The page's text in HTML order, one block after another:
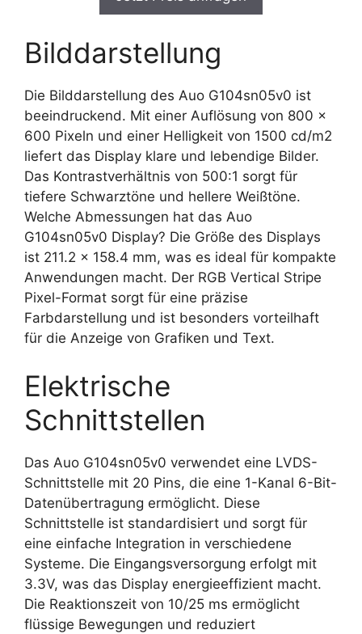
Bilddarstellung
Die Bilddarstellung des Auo G104sn05v0 ist
beeindruckend. Mit einer Auflösung von 800 x
600 Pixeln und einer Helligkeit von 1500 cd/m2
liefert das Display klare und lebendige Bilder.
Das Kontrastverhältnis von 500:1 sorgt für
tiefere Schwarztöne und hellere Weißtöne.
Welche Abmessungen hat das Auo
G104sn05v0 Display? Die Größe des Displays
ist 211.2 x 158.4 mm, was es ideal für kompakte
Anwendungen macht. Der RGB Vertical Stripe
Pixel-Format sorgt für eine präzise
Farbdarstellung und ist besonders vorteilhaft
für die Anzeige von Grafiken und Text.
Elektrische
Schnittstellen
Das Auo G104sn05v0 verwendet eine LVDS-
Schnittstelle mit 20 Pins, die eine 1-Kanal 6-Bit-
Datenübertragung ermöglicht. Diese
Schnittstelle ist standardisiert und sorgt für
eine einfache Integration in verschiedene
Systeme. Die Eingangsversorgung erfolgt mit
3.3V, was das Display energieeffizient macht.
Die Reaktionszeit von 10/25 ms ermöglicht
flüssige Bewegungen und reduziert